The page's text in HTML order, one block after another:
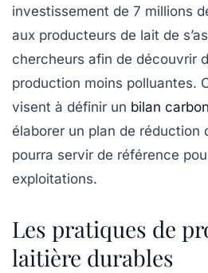
investissement de 7 millions
aux producteurs de lait de
chercheurs afin de découvrir
production moins polluantes.
visent à définir un bilan
élaborer un plan de réduction
pourra servir de référence
exploitations.
Les pratiques de
laitière durables